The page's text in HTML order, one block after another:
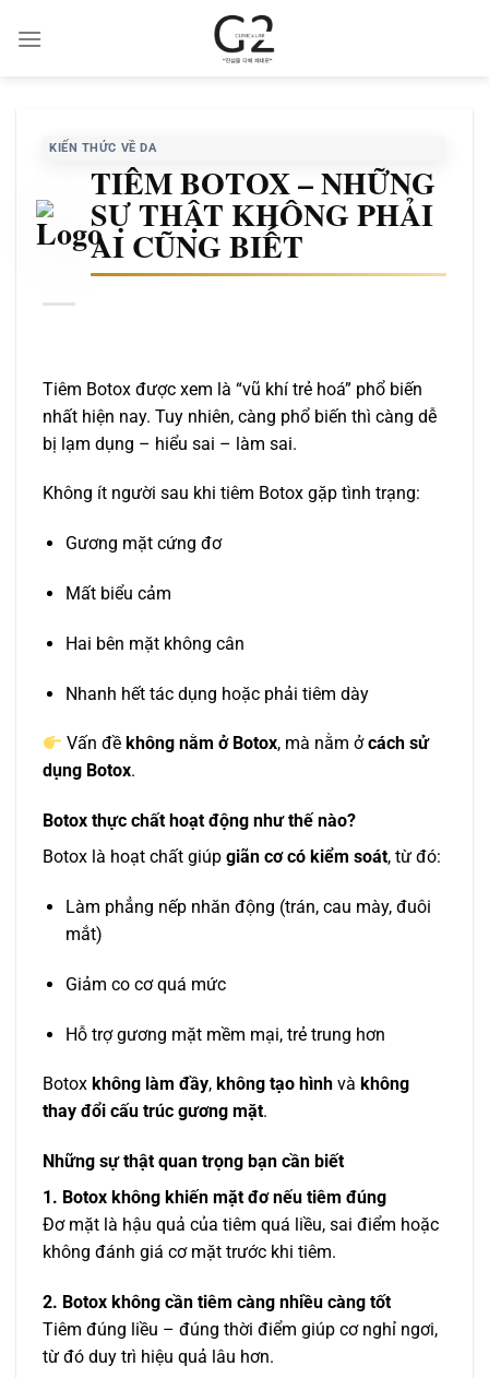
KIẾN THỨC VỀ DA
TIÊM BOTOX – NHỮNG
SỰ THẬT KHÔNG PHẢI
AI CŨNG BIẾT
Tiêm Botox được xem là “vũ khí trẻ hoá” phổ biến
nhất hiện nay. Tuy nhiên, càng phổ biến thì càng dễ
bị lạm dụng – hiểu sai – làm sai.
Không ít người sau khi tiêm Botox gặp tình trạng:
Gương mặt cứng đơ
Mất biểu cảm
Hai bên mặt không cân
Nhanh hết tác dụng hoặc phải tiêm dày
Vấn đề không nằm ở Botox, mà nằm ởcách sử
dụng Botox.
Botox thực chất hoạt động như thế nào?
Botox là hoạt chất giúp giãn cơ có kiểm soát, từ đó:
Làm phẳng nếp nhăn động (trán, cau mày, đuôi
mắt)
Giảm co cơ quá mức
Hỗ trợ gương mặt mềm mại, trẻ trung hơn
Botox không làm đầy, không tạo hình và không
thay đổi cấu trúc gương mặt.
Những sự thật quan trọng bạn cần biết
1. Botox không khiến mặt đơ nếu tiêm đúng
Đơ mặt là hậu quả của tiêm quá liều, sai điểm hoặc
không đánh giá cơ mặt trước khi tiêm.
2. Botox không cần tiêm càng nhiều càng tốt
Tiêm đúng liều – đúng thời điểm giúp cơ nghỉ ngơi,
từ đó duy trì hiệu quả lâu hơn.